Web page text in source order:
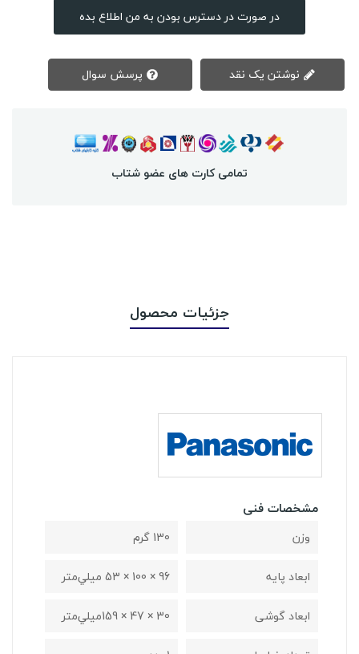
در صورت در دسترس بودن به من اطلاع بده
تمامی کارت های عضو شتاب
جزئیات محصول
مشخصات فنی
وزن
130 گرم
ابعاد پایه
96 × 100 × 53 ميلي‌متر
ابعاد گوشی
30 × 47 × 159ميلي‌متر